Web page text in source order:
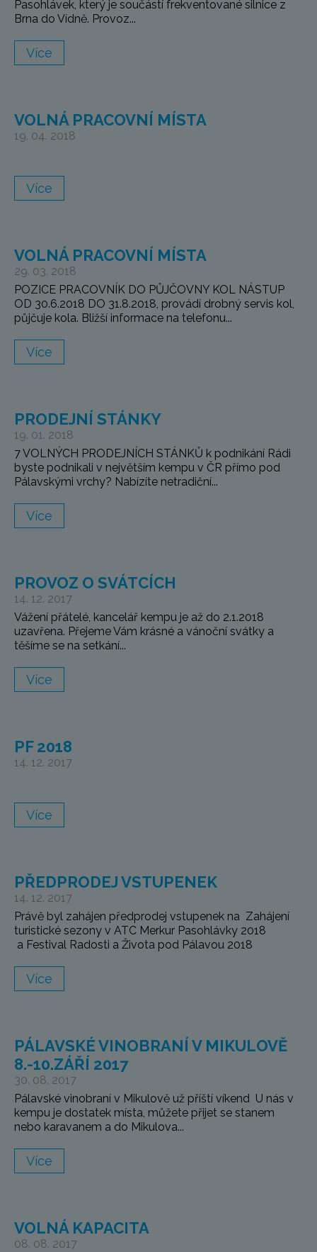
Pasohlávek, který je součástí frekventované silnice z
Brna do Vídně. Provoz...
Více
VOLNÁ PRACOVNÍ MÍSTA
19. 04. 2018
Více
VOLNÁ PRACOVNÍ MÍSTA
29. 03. 2018
POZICE PRACOVNÍK DO PŮJČOVNY KOL NÁSTUP
OD 30.6.2018 DO 31.8.2018, provádí drobný servis kol,
půjčuje kola. Bližší informace na telefonu...
Více
PRODEJNÍ STÁNKY
19. 01. 2018
7 VOLNÝCH PRODEJNÍCH STÁNKŮ k podnikání Rádi
byste podnikali v největším kempu v ČR přímo pod
Pálavskými vrchy? Nabízíte netradiční...
Více
PROVOZ O SVÁTCÍCH
14. 12. 2017
Vážení přátelé, kancelář kempu je až do 2.1.2018
uzavřena. Přejeme Vám krásné a vánoční svátky a
těšíme se na setkání...
Více
PF 2018
14. 12. 2017
Více
PŘEDPRODEJ VSTUPENEK
14. 12. 2017
Právě byl zahájen předprodej vstupenek na Zahájení
turistické sezony v ATC Merkur Pasohlávky 2018
a Festival Radosti a Života pod Pálavou 2018
Více
PÁLAVSKÉ VINOBRANÍ V MIKULOVĚ
8.-10.ZÁŘÍ 2017
30. 08. 2017
Pálavské vinobraní v Mikulově už příští víkend U nás v
kempu je dostatek místa, můžete přijet se stanem
nebo karavanem a do Mikulova...
Více
VOLNÁ KAPACITA
08. 08. 2017